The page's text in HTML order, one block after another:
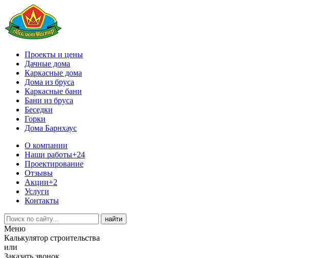
Проекты и цены
Дачные дома
Каркасные дома
Дома из бруса
Каркасные бани
Бани из бруса
Беседки
Горки
Дома Барнхаус
О компании
Наши работы+24
Проектирование
Отзывы
Акции+2
Услуги
Контакты
Меню
Калькулятор строительства
или
Заказать звонок